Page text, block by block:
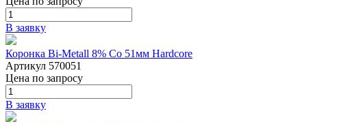
В заявку
Коронка Bi-Metall 8% Co 51мм Hardcore
Артикул 570051
Цена по запросу
В заявку